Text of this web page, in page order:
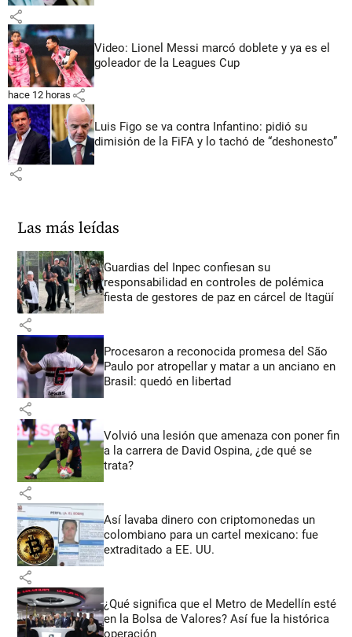
share
Video: Lionel Messi marcó doblete y ya es el
goleador de la Leagues Cup
hace 12 horas share
Luis Figo se va contra Infantino: pidió su
dimisión de la FiFA y lo tachó de “deshonesto”
share
Las más leídas
Guardias del Inpec confiesan su
responsabilidad en controles de polémica
fiesta de gestores de paz en cárcel de Itagüí
share
Procesaron a reconocida promesa del São
Paulo por atropellar y matar a un anciano en
Brasil: quedó en libertad
share
Volvió una lesión que amenaza con poner fin
a la carrera de David Ospina, ¿de qué se
trata?
share
Así lavaba dinero con criptomonedas un
colombiano para un cartel mexicano: fue
extraditado a EE. UU.
share
¿Qué significa que el Metro de Medellín esté
en la Bolsa de Valores? Así fue la histórica
operación